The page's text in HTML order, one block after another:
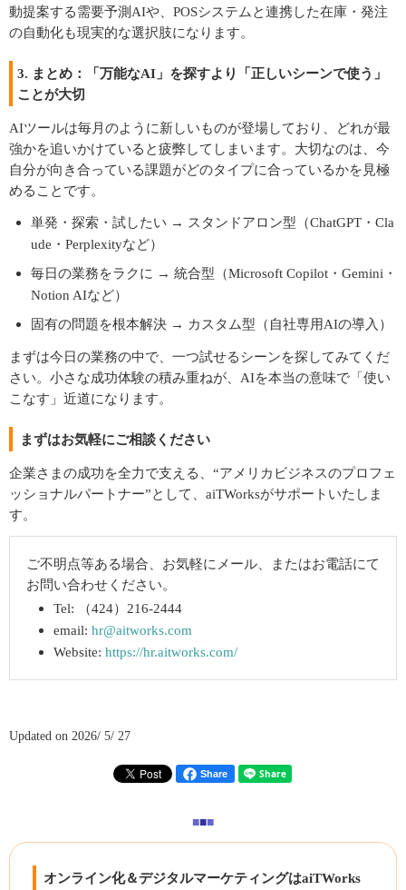
動提案する需要予測AIや、POSシステムと連携した在庫・発注
の自動化も現実的な選択肢になります。
3. まとめ：「万能なAI」を探すより「正しいシーンで使う」
ことが大切
AIツールは毎月のように新しいものが登場しており、どれが最
強かを追いかけていると疲弊してしまいます。大切なのは、今
自分が向き合っている課題がどのタイプに合っているかを見極
めることです。
単発・探索・試したい → スタンドアロン型（ChatGPT・Cla
ude・Perplexityなど）
毎日の業務をラクに → 統合型（Microsoft Copilot・Gemini・
Notion AIなど）
固有の問題を根本解決 → カスタム型（自社専用AIの導入）
まずは今日の業務の中で、一つ試せるシーンを探してみてくだ
さい。小さな成功体験の積み重ねが、AIを本当の意味で「使い
こなす」近道になります。
まずはお気軽にご相談ください
企業さまの成功を全力で支える、“アメリカビジネスのプロフェ
ッショナルパートナー”として、aiTWorksがサポートいたしま
す。
ご不明点等ある場合、お気軽にメール、またはお電話にて
お問い合わせください。
Tel: （424）216-2444
email:hr@aitworks.com
Website:https://hr.aitworks.com/
Updated on 2026/ 5/ 27
Share
■■■
オンライン化＆デジタルマーケティングはaiTWorks